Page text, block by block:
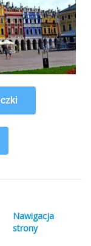
Nawigacja
strony